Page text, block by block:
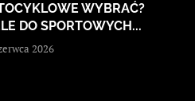
WYBRAĆ?
DO SPORTOWYCH...
2026